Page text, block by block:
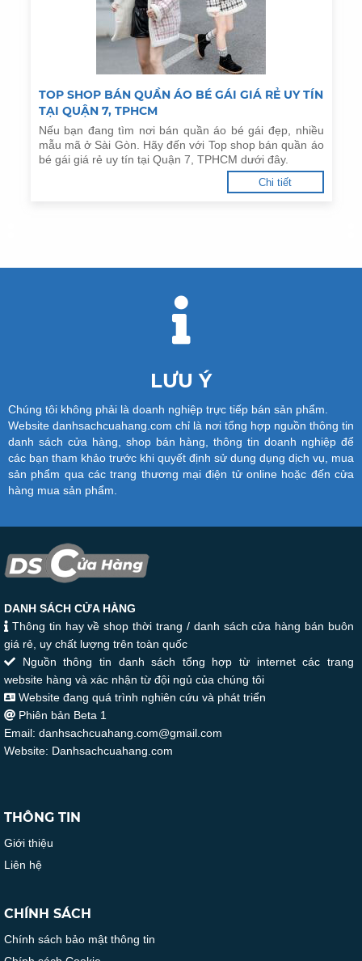
TOP SHOP BÁN QUẦN ÁO BÉ GÁI GIÁ RẺ UY TÍN
TẠI QUẬN 7, TPHCM
Nếu bạn đang tìm nơi bán quần áo bé gái đẹp, nhiều
mẫu mã ở Sài Gòn. Hãy đến với Top shop bán quần áo
bé gái giá rẻ uy tín tại Quận 7, TPHCM dưới đây.
Chi tiết
LƯU Ý
Chúng tôi không phải là doanh nghiệp trực tiếp bán sản phẩm.
Website danhsachcuahang.com chỉ là nơi tổng hợp nguồn thông tin
danh sách cửa hàng, shop bán hàng, thông tin doanh nghiệp để
các bạn tham khảo trước khi quyết định sử dung dụng dịch vụ, mua
sản phẩm qua các trang thương mại điện tử online hoặc đến cửa
hàng mua sản phẩm.
DANH SÁCH CỬA HÀNG
Thông tin hay về shop thời trang / danh sách cửa hàng bán buôn
giá rẻ, uy chất lượng trên toàn quốc
Nguồn thông tin danh sách tổng hợp từ internet các trang
website hàng và xác nhận từ đội ngủ của chúng tôi
Website đang quá trình nghiên cứu và phát triển
Phiên bản Beta 1
Email: danhsachcuahang.com@gmail.com
Website: Danhsachcuahang.com
THÔNG TIN
Giới thiệu
Liên hệ
CHÍNH SÁCH
Chính sách bảo mật thông tin